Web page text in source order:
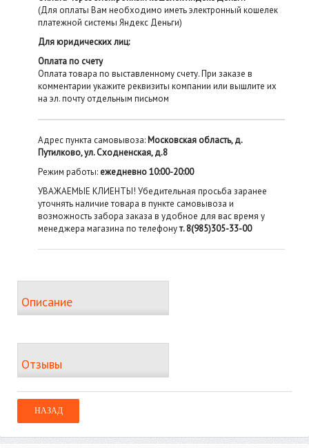
(Для оплаты Вам необходимо иметь электронный кошелек
платежной системы Яндекс Деньги)
Для юридических лиц:
Оплата по счету
Оплата товара по выставленному счету. При заказе в
комментарии укажите реквизиты компании или вышлите их
на эл. почту отдельным письмом
Адрес пункта самовывоза: Московская область, д.
Путилково, ул. Сходненская, д.8
Режим работы: ежедневно 10:00-20:00
УВАЖАЕМЫЕ КЛИЕНТЫ! Убедительная просьба заранее
уточнять наличие товара в пункте самовывоза и
возможность забора заказа в удобное для вас время у
менеджера магазина по телефонут. 8(985)305-33-00
Описание
Отзывы